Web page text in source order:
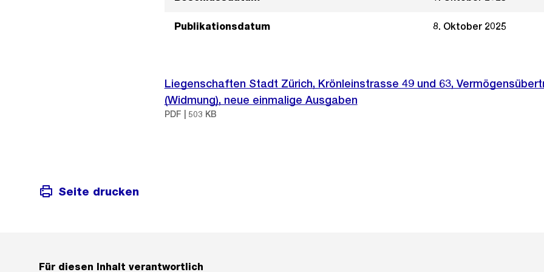
Publikationsdatum 8. Oktober 2025
Liegenschaften Stadt Zürich, Krönleinstrasse 49 und 63,
(Widmung), neue einmalige Ausgaben
PDF | 503 KB
Seite drucken
Für diesen Inhalt verantwortlich